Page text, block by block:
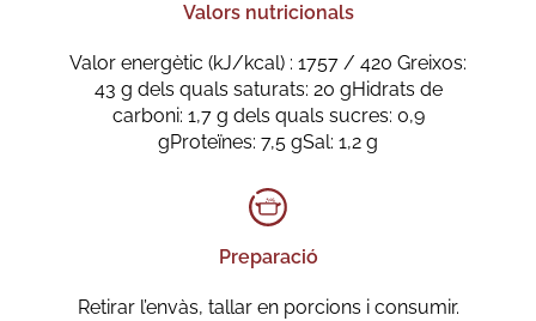
Valors nutricionals
Valor energètic (kJ/kcal) : 1757 / 420 Greixos:
43 g dels quals saturats: 20 gHidrats de
carboni: 1,7 g dels quals sucres: 0,9
gProteïnes: 7,5 gSal: 1,2 g
Preparació
Retirar l’envàs, tallar en porcions i consumir.